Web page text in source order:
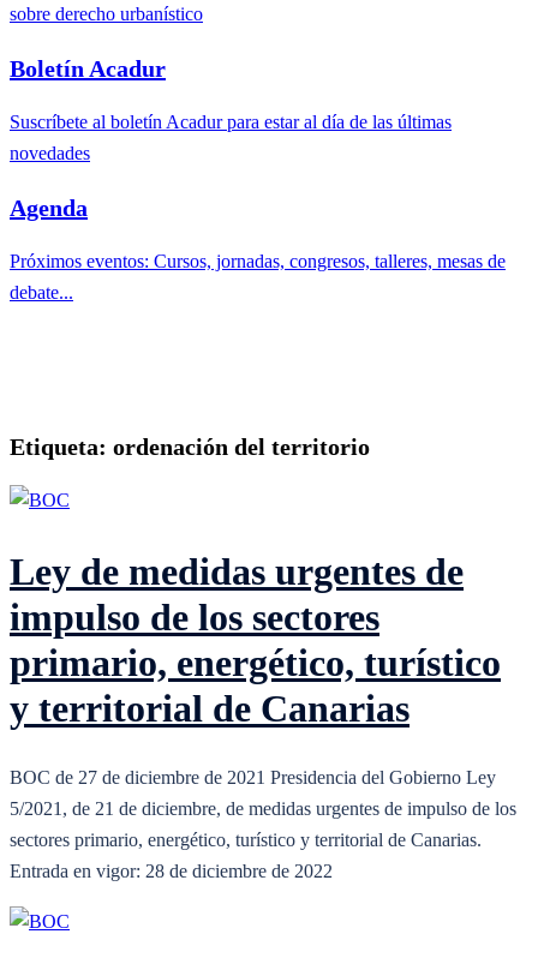
sobre derecho urbanístico
Boletín Acadur
Suscríbete al boletín Acadur para estar al día de las últimas
novedades
Agenda
Próximos eventos: Cursos, jornadas, congresos, talleres, mesas de
debate...
Etiqueta: ordenación del territorio
Ley de medidas urgentes de
impulso de los sectores
primario, energético, turístico
y territorial de Canarias
BOC de 27 de diciembre de 2021 Presidencia del Gobierno Ley
5/2021, de 21 de diciembre, de medidas urgentes de impulso de los
sectores primario, energético, turístico y territorial de Canarias.
Entrada en vigor: 28 de diciembre de 2022